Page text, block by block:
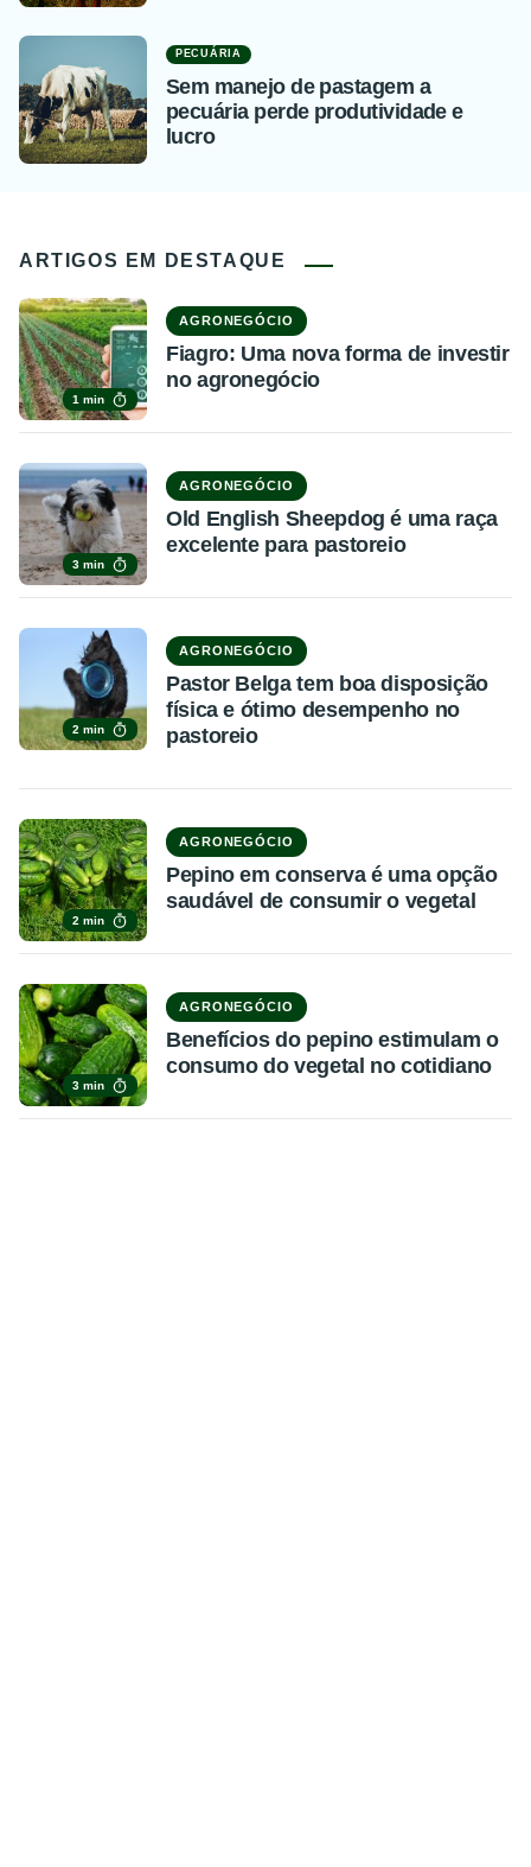
PECUÁRIA
Sem manejo de pastagem a
pecuária perde produtividade e
lucro
ARTIGOS EM DESTAQUE
1 min
AGRONEGÓCIO
Fiagro: Uma nova forma de investir
no agronegócio
3 min
AGRONEGÓCIO
Old English Sheepdog é uma raça
excelente para pastoreio
2 min
AGRONEGÓCIO
Pastor Belga tem boa disposição
física e ótimo desempenho no
pastoreio
2 min
AGRONEGÓCIO
Pepino em conserva é uma opção
saudável de consumir o vegetal
3 min
AGRONEGÓCIO
Benefícios do pepino estimulam o
consumo do vegetal no cotidiano